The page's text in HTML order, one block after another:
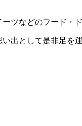
ツなどのフード・
出として是非足を